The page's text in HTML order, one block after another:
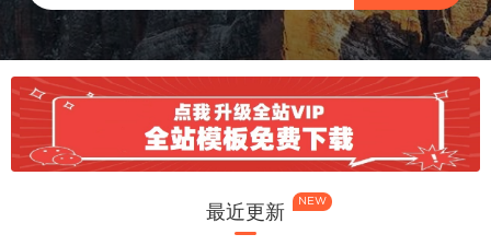
最近更新
NEW